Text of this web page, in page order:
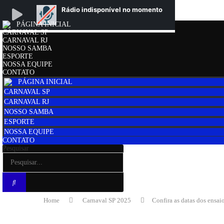
PÁGINA INICIAL
CARNAVAL SP
CARNAVAL RJ
NOSSO SAMBA
ESPORTE
NOSSA EQUIPE
CONTATO
PÁGINA INICIAL
CARNAVAL SP
CARNAVAL RJ
NOSSO SAMBA
ESPORTE
NOSSA EQUIPE
CONTATO
Pesquisar
Home Carnaval SP 2025 Confira as datas dos